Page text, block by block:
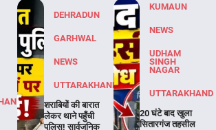
DEHRADUN
GARHWAL
NEWS
UTTARAKHAND
शराबियों की बारात
लेकर थाने पहुँची
पुलिस! सार्वजनिक
KUMAUN
NEWS
UDHAM
SINGH
NAGAR
UTTARAKHAND
20 घंटे बाद खुला
सितारगंज तहसील